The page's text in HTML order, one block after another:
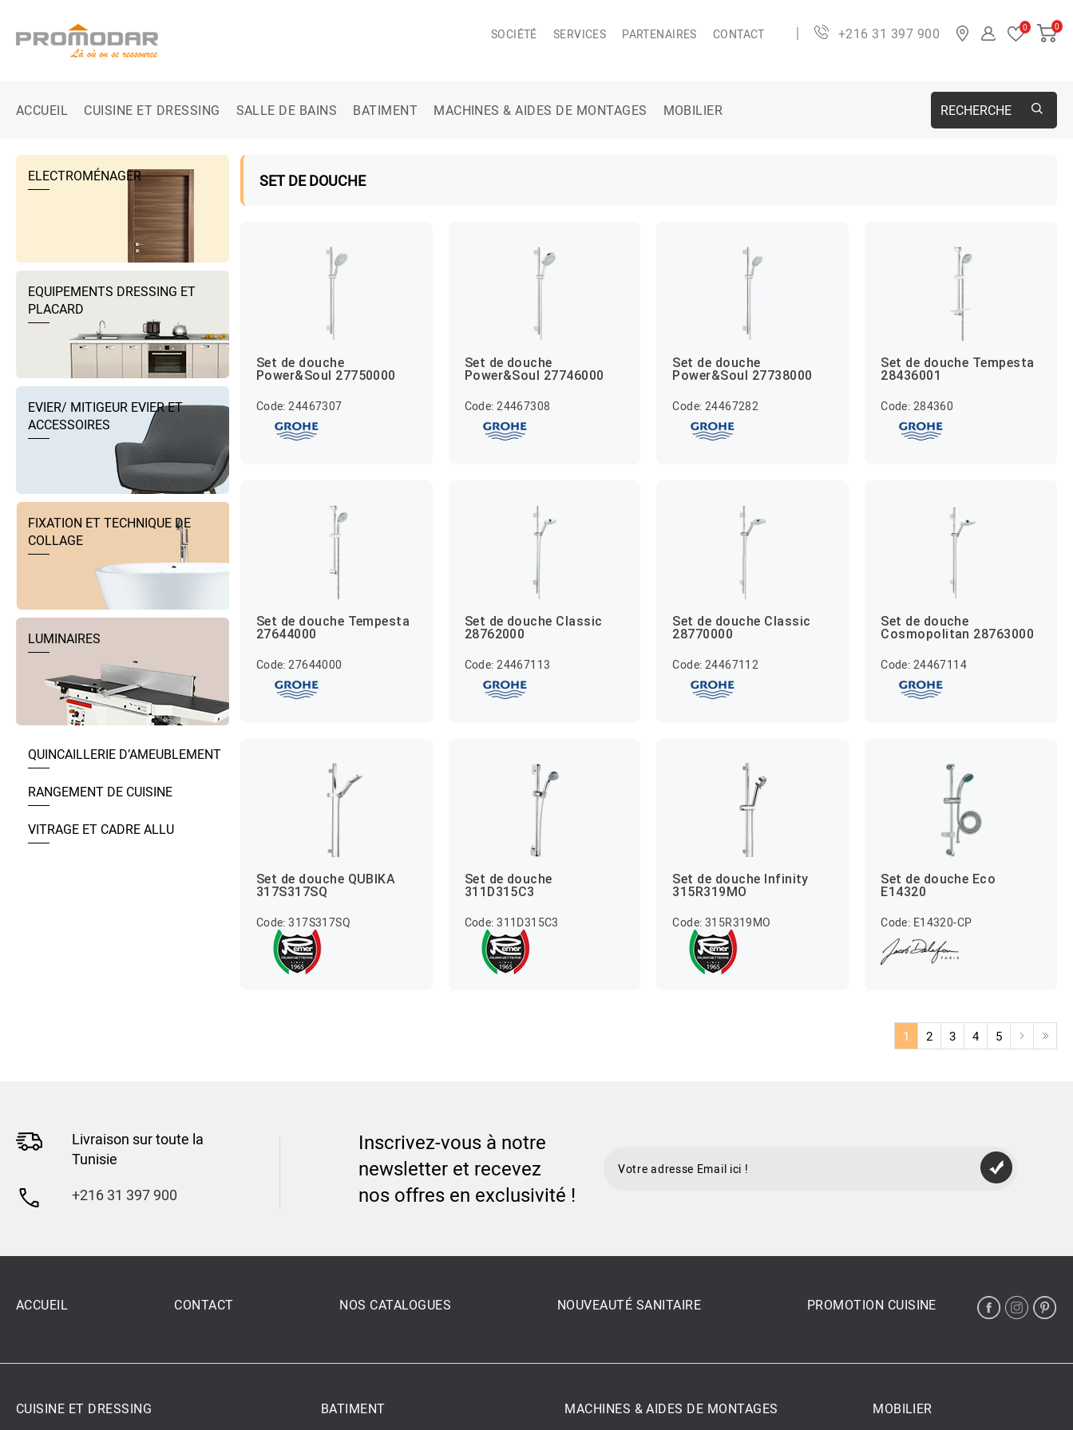
SOCIÉTÉ SERVICES PARTENAIRES CONTACT +216 31 397 900 0 0
ACCUEIL CUISINE ET DRESSING SALLE DE BAINS BATIMENT MACHINES & AIDES DE MONTAGES MOBILIER RECHERCHE
ELECTROMÉNAGER
EQUIPEMENTS DRESSING ET
PLACARD
EVIER/ MITIGEUR EVIER ET
ACCESSOIRES
FIXATION ET TECHNIQUE DE
COLLAGE
LUMINAIRES
QUINCAILLERIE D’AMEUBLEMENT
RANGEMENT DE CUISINE
VITRAGE ET CADRE ALLU
SET DE DOUCHE
Set de douche
Power&Soul 27750000
Code: 24467307
Set de douche
Power&Soul 27746000
Code: 24467308
Set de douche
Power&Soul 27738000
Code: 24467282
Set de douche Tempesta
28436001
Code: 284360
Set de douche Tempesta
27644000
Code: 27644000
Set de douche Classic
28762000
Code: 24467113
Set de douche Classic
28770000
Code: 24467112
Set de douche
Cosmopolitan 28763000
Code: 24467114
Set de douche QUBIKA
317S317SQ
Code: 317S317SQ
Set de douche
311D315C3
Code: 311D315C3
Set de douche Infinity
315R319MO
Code: 315R319MO
Set de douche Eco
E14320
Code: E14320-CP
1 2 3 4 5
Livraison sur toute la
Tunisie
+216 31 397 900
Inscrivez-vous à notre
newsletter et recevez
nos offres en exclusivité !
ACCUEIL CONTACT NOS CATALOGUES NOUVEAUTÉ SANITAIRE PROMOTION CUISINE
CUISINE ET DRESSING BATIMENT MACHINES & AIDES DE MONTAGES MOBILIER